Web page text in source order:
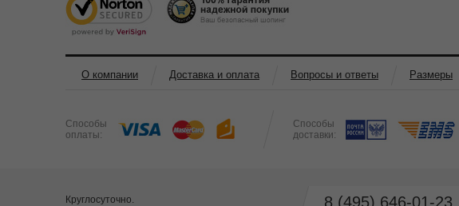
О компании Доставка и оплата Вопросы и ответы Размеры
Способы
оплаты:
Способы
доставки:
Круглосуточно. 8 (495) 646-01-23